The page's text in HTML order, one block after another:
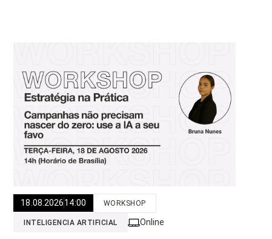
18.08.202614:00 WORKSHOP
INTELIGENCIA ARTIFICIAL Online